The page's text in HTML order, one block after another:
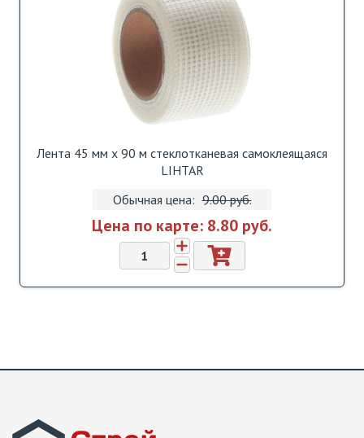
Лента 45 мм х 90 м стеклотканевая самоклеящаяся
LIHTAR
Обычная цена: 9.00 pуб.
Цена по карте: 8.80 pуб.